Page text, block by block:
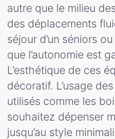
autre que le milieu
des déplacements
séjour d’un séniors
que l’autonomie est
L’esthétique de ces
décoratif. L’usage
utilisés comme les
souhaitez dépenser
jusqu’au style